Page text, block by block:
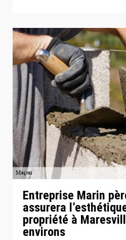
Entreprise Marin
assurera
propriété à
environs